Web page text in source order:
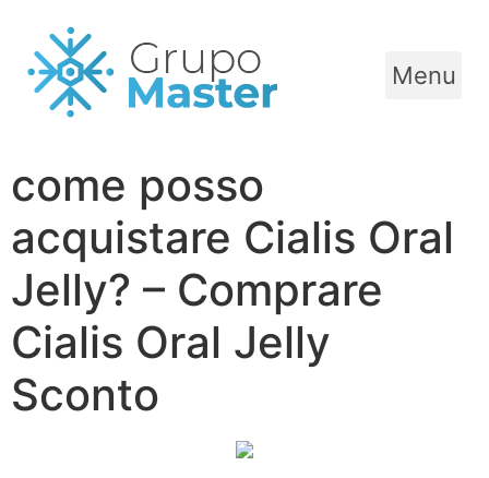
Menu
come posso
acquistare Cialis Oral
Jelly? – Comprare
Cialis Oral Jelly
Sconto